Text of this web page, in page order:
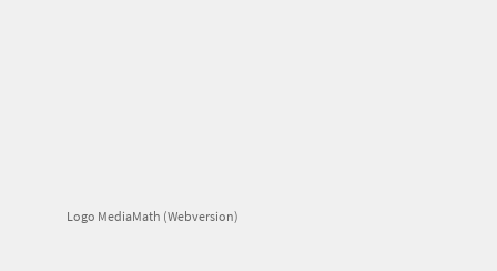
Logo MediaMath (Webversion)